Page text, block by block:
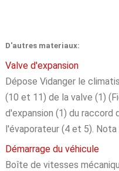
D'autres materiaux:
Valve d'expansion
Dépose Vidanger le
(10 et 11) de la valve (1)
d'expansion (1) du raccord
l'évaporateur (4 et 5). Nota
Démarrage du véhicule
Boîte de vitesses